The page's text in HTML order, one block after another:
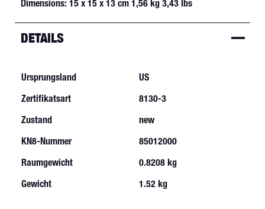
Dimensions: 15 x 15 x 13 cm 1,56 kg 3,43 lbs
DETAILS
Ursprungsland
US
Zertifikatsart
8130-3
Zustand
new
KN8-Nummer
85012000
Raumgewicht
0.8208 kg
Gewicht
1.52 kg